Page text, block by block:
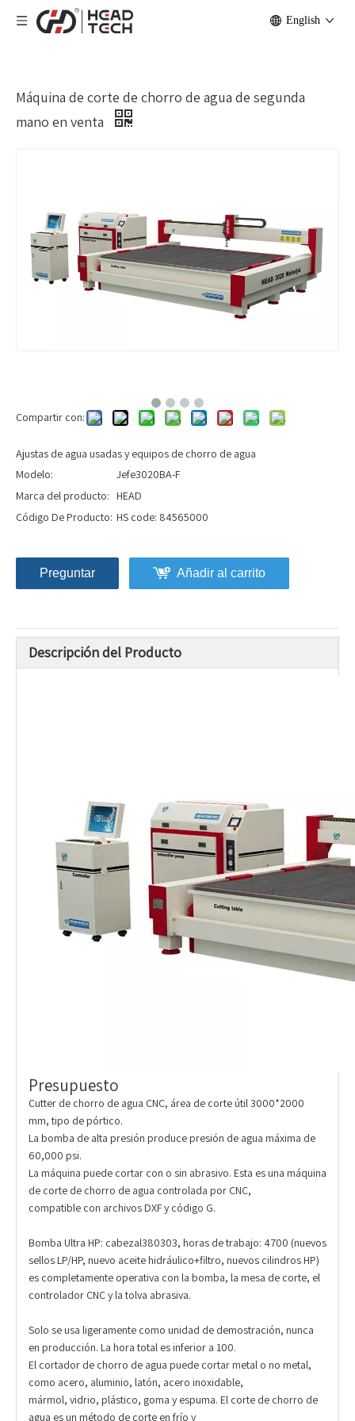
English
Máquina de corte de chorro de agua de segunda
mano en venta
Compartir con:
Ajustas de agua usadas y equipos de chorro de agua
Modelo:
Jefe3020BA-F
Marca del producto:
HEAD
Código De Producto: HS code: 84565000
Preguntar Añadir al carrito
Descripción del Producto
Presupuesto
Cutter de chorro de agua CNC, área de corte útil 3000*2000
mm, tipo de pórtico.
La bomba de alta presión produce presión de agua máxima de
60,000 psi.
La máquina puede cortar con o sin abrasivo. Esta es una máquina
de corte de chorro de agua controlada por CNC,
compatible con archivos DXF y código G.
Bomba Ultra HP: cabezal380303, horas de trabajo: 4700 (nuevos
sellos LP/HP, nuevo aceite hidráulico+filtro, nuevos cilindros HP)
es completamente operativa con la bomba, la mesa de corte, el
controlador CNC y la tolva abrasiva.
Solo se usa ligeramente como unidad de demostración, nunca
en producción. La hora total es inferior a 100.
El cortador de chorro de agua puede cortar metal o no metal,
como acero, aluminio, latón, acero inoxidable,
mármol, vidrio, plástico, goma y espuma. El corte de chorro de
agua es un método de corte en frío y